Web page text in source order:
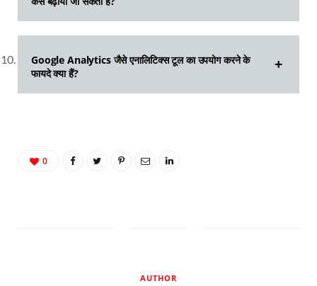
Google Analytics जैसे एनालिटिक्स टूल का उपयोग करने के
फायदे क्या हैं?
0
AUTHOR